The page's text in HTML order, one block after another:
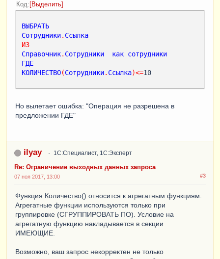
Код Выделить
ВЫБРАТЬ
Сотрудники. Ссылка
ИЗ
Справочник. Сотрудники как сотрудники
ГДЕ
КОЛИЧЕСТВО(Сотрудники. Ссылка)<=10
Но вылетает ошибка: "Операция не разрешена в
предложении ГДЕ"
ilyay 1С:Специалист, 1С:Эксперт
Re: Ограничение выходных данных запроса
#3
07 ноя 2017, 13:00
Функция Количество() относится к агрегатным функциям.
Агрегатные функции используются только при
группировке (СГРУППИРОВАТЬ ПО). Условие на
агрегатную функцию накладывается в секции
ИМЕЮЩИЕ.
Возможно, ваш запрос некорректен не только